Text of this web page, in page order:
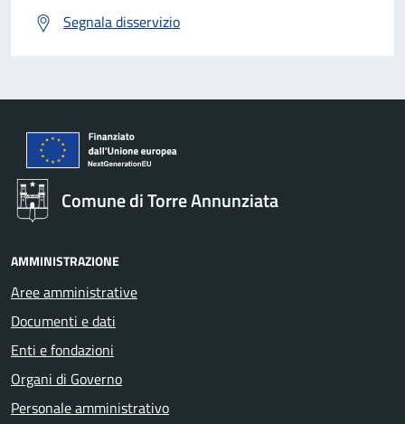
Segnala disservizio
Comune di Torre Annunziata
AMMINISTRAZIONE
Aree amministrative
Documenti e dati
Enti e fondazioni
Organi di Governo
Personale amministrativo